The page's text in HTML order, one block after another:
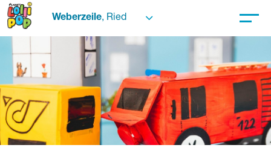
Weberzeile, Ried